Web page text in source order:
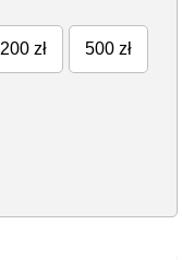
200 zł 500 zł